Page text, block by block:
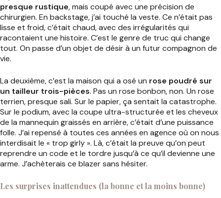
presque rustique, mais coupé avec une précision de
chirurgien. En backstage, j’ai touché la veste. Ce n’était pas
lisse et froid, c’était chaud, avec des irrégularités qui
racontaient une histoire. C’est le genre de truc qui change
tout. On passe d’un objet de désir à un futur compagnon de
vie.
La deuxième, c’est la maison qui a osé un rose poudré sur
un tailleur trois-pièces. Pas un rose bonbon, non. Un rose
terrien, presque sali. Sur le papier, ça sentait la catastrophe.
Sur le podium, avec la coupe ultra-structurée et les cheveux
de la mannequin graissés en arrière, c’était d’une puissance
folle. J’ai repensé à toutes ces années en agence où on nous
interdisait le « trop girly ». Là, c’était la preuve qu’on peut
reprendre un code et le tordre jusqu’à ce qu’il devienne une
arme. J’achèterais ce blazer sans hésiter.
Les surprises inattendues (la bonne et la moins bonne)